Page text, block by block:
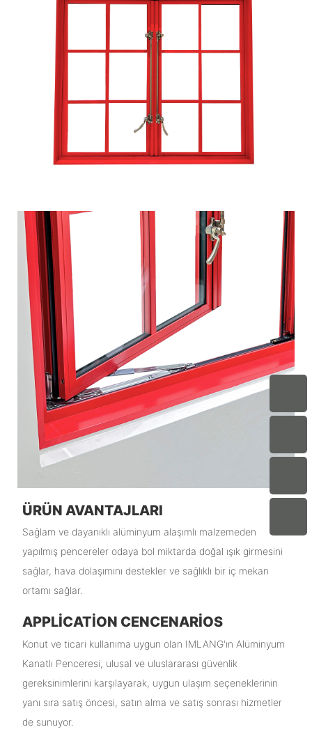
ÜRÜN AVANTAJLARI
Sağlam ve dayanıklı alüminyum alaşımlı malzemeden
yapılmış pencereler odaya bol miktarda doğal ışık girmesini
sağlar, hava dolaşımını destekler ve sağlıklı bir iç mekan
ortamı sağlar.
APPLICATION CENCENARIOS
Konut ve ticari kullanıma uygun olan IMLANG'ın Alüminyum
Kanatlı Penceresi, ulusal ve uluslararası güvenlik
gereksinimlerini karşılayarak, uygun ulaşım seçeneklerinin
yanı sıra satış öncesi, satın alma ve satış sonrası hizmetler
de sunuyor.